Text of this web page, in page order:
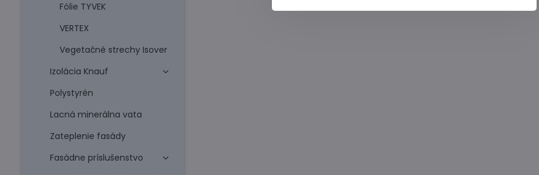
Fólie TYVEK
VERTEX
Vegetačné strechy Isover
Izolácia Knauf
Polystyrén
Lacná minerálna vata
Zateplenie fasády
Fasádne príslušenstvo